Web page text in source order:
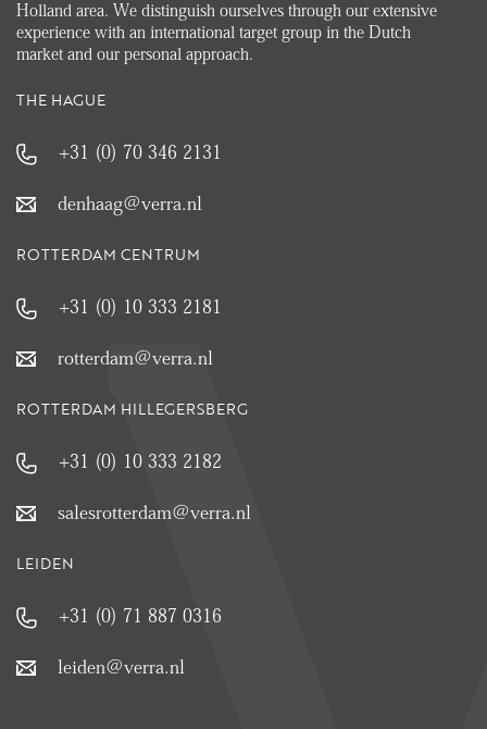
Holland area. We distinguish ourselves through our extensive
experience with an international target group in the Dutch
market and our personal approach.
THE HAGUE
+31 (0) 70 346 2131
denhaag@verra.nl
ROTTERDAM CENTRUM
+31 (0) 10 333 2181
rotterdam@verra.nl
ROTTERDAM HILLEGERSBERG
+31 (0) 10 333 2182
salesrotterdam@verra.nl
LEIDEN
+31 (0) 71 887 0316
leiden@verra.nl